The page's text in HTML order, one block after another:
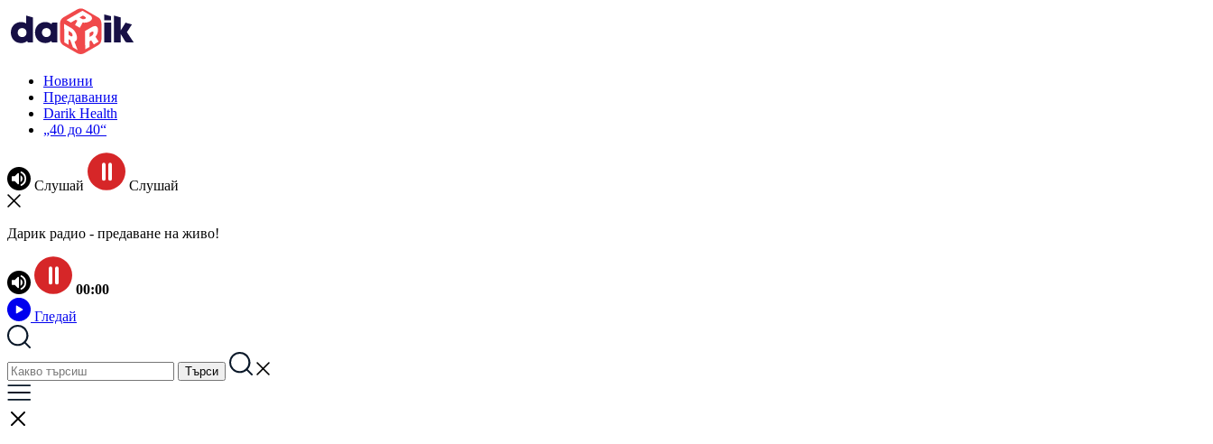
Новини
Предавания
Darik Health
„40 до 40“
Слушай Слушай
Дарик радио - предаване на живо!
00:00
Гледай